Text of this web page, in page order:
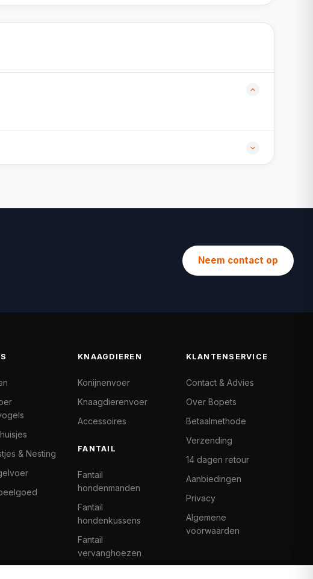
Neem contact op
& Nesting
KNAAGDIEREN
Konijnenvoer
Knaagdierenvoer
Accessoires
FANTAIL
Fantail
hondenmanden
Fantail
hondenkussens
Fantail
vervanghoezen
KLANTENSERVICE
Contact & Advies
Over Bopets
Betaalmethode
Verzending
14 dagen retour
Aanbiedingen
Privacy
Algemene
voorwaarden